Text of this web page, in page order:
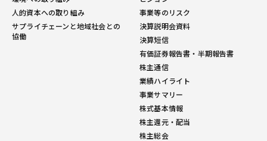
人的資本への取り組み
サプライチェーンと地域社会との
協働
事業等のリスク
決算説明会資料
決算短信
有価証券報告書・半期報告書
株主通信
業績ハイライト
事業サマリー
株式基本情報
株主還元・配当
株主総会